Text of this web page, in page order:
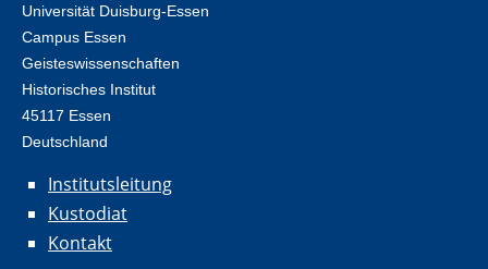
Universität Duisburg-Essen
Campus Essen
Geisteswissenschaften
Historisches Institut
45117 Essen
Deutschland
Institutsleitung
Kustodiat
Kontakt